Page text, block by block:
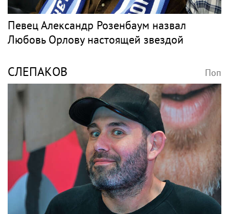
Певец Александр Розенбаум назвал
Любовь Орлову настоящей звездой
СЛЕПАКОВ Поп